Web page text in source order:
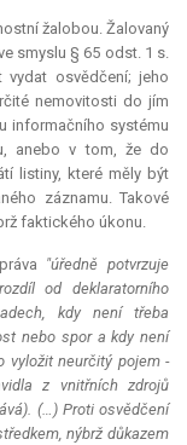
žalobou. Žalovaný
smyslu § 65 odst. 1 s.
osvědčení; jeho
nemovitosti do jím
informačního systému
anebo v tom, že do
listiny, které měly být
záznamu. Takové
faktického úkonu.
"úředně potvrzuje
od deklaratorního
kdy není třeba
nebo spor a kdy není
vyložit neurčitý pojem -
z vnitřních zdrojů
(…) Proti osvědčení
nýbrž důkazem